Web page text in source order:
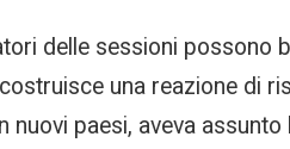
delle sessioni possono
una reazione di
paesi, aveva